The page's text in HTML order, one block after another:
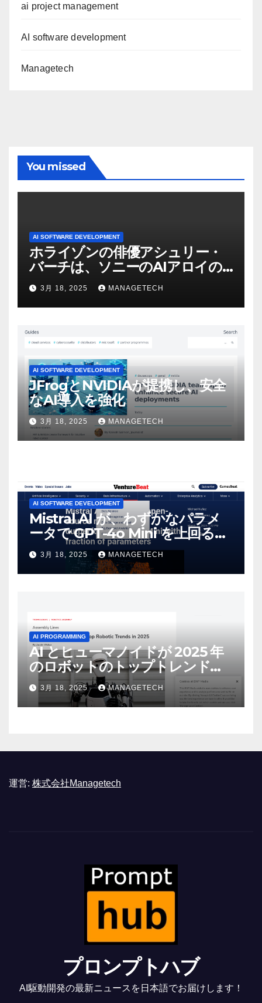
ai project management
AI software development
Managetech
You missed
AI SOFTWARE DEVELOPMENT
ホライゾンの俳優アシュリー・
バーチは、ソニーのAIアロイの
ビデオを見て「ゲームパフォー
マンスという芸術形式に不安を
感じた」と語る – IGN
3月 18, 2025 MANAGETECH
AI SOFTWARE DEVELOPMENT
JFrogとNVIDIAが提携し、安全
なAI導入を強化
3月 18, 2025 MANAGETECH
AI SOFTWARE DEVELOPMENT
Mistral AI が、わずかなパラメ
ータで GPT-4o Mini を上回る新
しいオープンソース モデルをリ
リース | VentureBeat
3月 18, 2025 MANAGETECH
AI PROGRAMMING
AI とヒューマノイドが 2025 年
のロボットのトップトレンドに |
ASSEMBLY
3月 18, 2025 MANAGETECH
運営: 株式会社Managetech
プロンプトハブ
AI駆動開発の最新ニュースを日本語でお届けします！